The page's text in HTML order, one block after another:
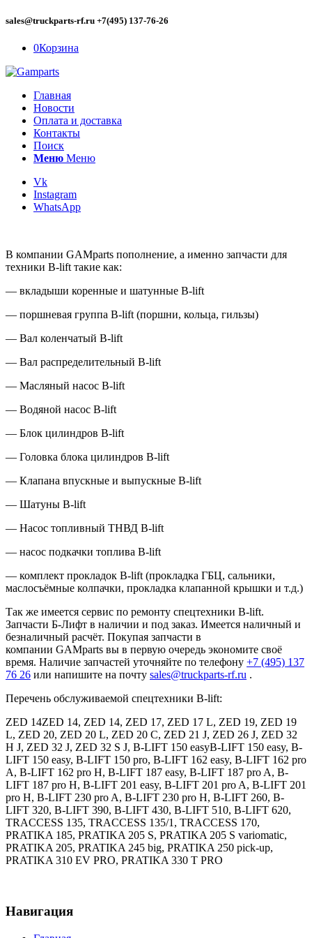
sales@truckparts-rf.ru +7(495) 137-76-26
0Корзина
Главная
Новости
Оплата и доставка
Контакты
Поиск
Меню Меню
Vk
Instagram
WhatsApp
В компании GAMparts пополнение, а именно запчасти для
техники B-lift такие как:
— вкладыши коренные и шатунные B-lift
— поршневая группа B-lift (поршни, кольца, гильзы)
— Вал коленчатый B-lift
— Вал распределительный B-lift
— Масляный насос B-lift
— Водяной насос B-lift
— Блок цилиндров B-lift
— Головка блока цилиндров B-lift
— Клапана впускные и выпускные B-lift
— Шатуны B-lift
— Насос топливный ТНВД B-lift
— насос подкачки топлива B-lift
— комплект прокладок B-lift (прокладка ГБЦ, сальники,
маслосъёмные колпачки, прокладка клапанной крышки и т.д.)
Так же имеется сервис по ремонту спецтехники B-lift.
Запчасти Б-Лифт в наличии и под заказ. Имеется наличный и
безналичный расчёт. Покупая запчасти в
компании GAMparts вы в первую очередь экономите своё
время. Наличие запчастей уточняйте по телефону +7 (495) 137
76 26 или напишите на почту sales@truckparts-rf.ru .
Перечень обслуживаемой спецтехники B-lift:
ZED 14ZED 14, ZED 14, ZED 17, ZED 17 L, ZED 19, ZED 19
L, ZED 20, ZED 20 L, ZED 20 C, ZED 21 J, ZED 26 J, ZED 32
H J, ZED 32 J, ZED 32 S J, B-LIFT 150 easyB-LIFT 150 easy, B-
LIFT 150 easy, B-LIFT 150 pro, B-LIFT 162 easy, B-LIFT 162 pro
A, B-LIFT 162 pro H, B-LIFT 187 easy, B-LIFT 187 pro A, B-
LIFT 187 pro H, B-LIFT 201 easy, B-LIFT 201 pro A, B-LIFT 201
pro H, B-LIFT 230 pro A, B-LIFT 230 pro H, B-LIFT 260, B-
LIFT 320, B-LIFT 390, B-LIFT 430, B-LIFT 510, B-LIFT 620,
TRACCESS 135, TRACCESS 135/1, TRACCESS 170,
PRATIKA 185, PRATIKA 205 S, PRATIKA 205 S variomatic,
PRATIKA 205, PRATIKA 245 big, PRATIKA 250 pick-up,
PRATIKA 310 EV PRO, PRATIKA 330 T PRO
Навигация